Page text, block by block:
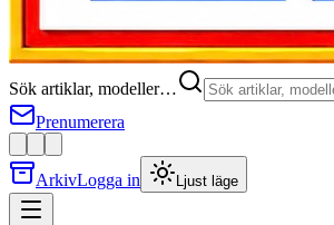
Sök artiklar, modeller…
Prenumerera
ArkivLogga in Ljust läge